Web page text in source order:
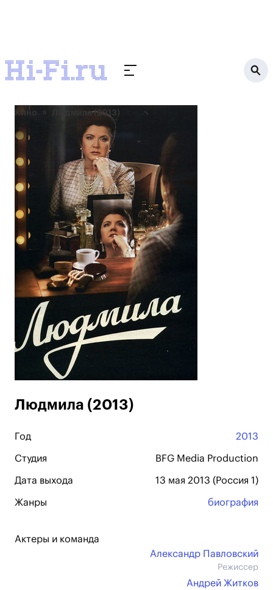
Кино Людмила (2013)
Людмила (2013)
Год 2013
Студия BFG Media Production
Дата выхода 13 мая 2013 (Россия 1)
Жанры биография
Актеры и команда
Александр Павловский
Режиссер
Андрей Житков